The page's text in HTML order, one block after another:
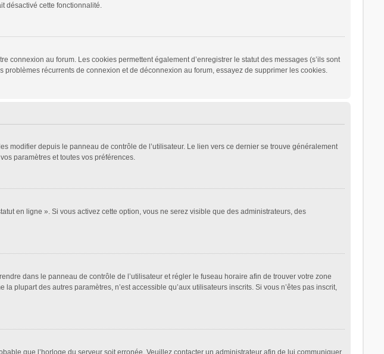
désactivé cette fonctionnalité.
au forum. Les cookies permettent également d’enregistrer le statut des messages (s’ils sont
récurrents de connexion et de déconnexion au forum, essayez de supprimer les cookies.
modifier depuis le panneau de contrôle de l’utilisateur. Le lien vers ce dernier se trouve généralement
paramètres et toutes vos préférences.
en ligne ». Si vous activez cette option, vous ne serez visible que des administrateurs, des
dans le panneau de contrôle de l’utilisateur et régler le fuseau horaire afin de trouver votre zone
plupart des autres paramètres, n’est accessible qu’aux utilisateurs inscrits. Si vous n’êtes pas inscrit,